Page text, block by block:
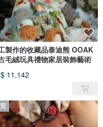
製作的收藏品泰迪熊 OOAK
毛絨玩具禮物家居裝飾藝術
11,142